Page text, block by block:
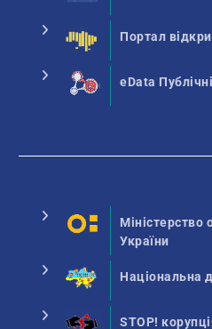
Портал
eData
Міністерство
України
Національна
STOP!